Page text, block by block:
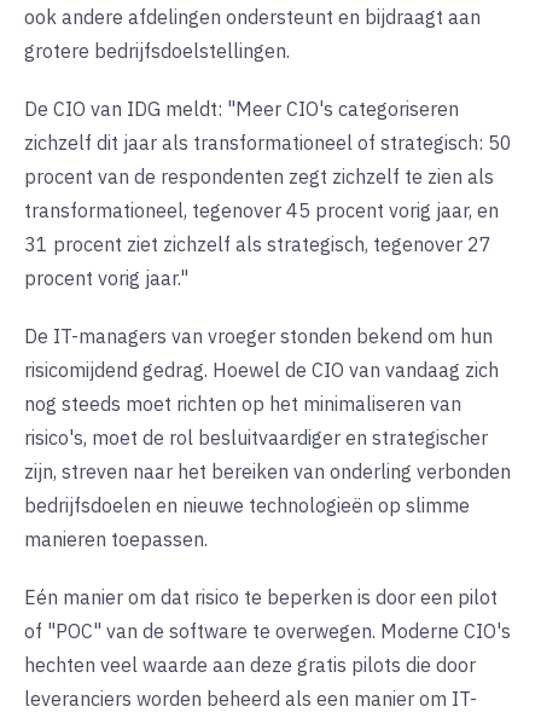
ook andere afdelingen ondersteunt en bijdraagt aan
grotere bedrijfsdoelstellingen.
De CIO van IDG meldt: "Meer CIO's categoriseren
zichzelf dit jaar als transformationeel of strategisch: 50
procent van de respondenten zegt zichzelf te zien als
transformationeel, tegenover 45 procent vorig jaar, en
31 procent ziet zichzelf als strategisch, tegenover 27
procent vorig jaar."
De IT-managers van vroeger stonden bekend om hun
risicomijdend gedrag. Hoewel de CIO van vandaag zich
nog steeds moet richten op het minimaliseren van
risico's, moet de rol besluitvaardiger en strategischer
zijn, streven naar het bereiken van onderling verbonden
bedrijfsdoelen en nieuwe technologieën op slimme
manieren toepassen.
Eén manier om dat risico te beperken is door een pilot
of "POC" van de software te overwegen. Moderne CIO's
hechten veel waarde aan deze gratis pilots die door
leveranciers worden beheerd als een manier om IT-